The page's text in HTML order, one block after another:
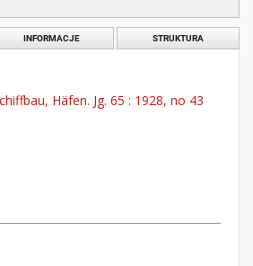
INFORMACJE STRUKTURA
Häfen. Jg. 65 : 1928, no 43